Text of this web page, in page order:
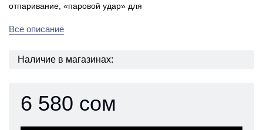
отпаривание, «паровой удар» для
Все описание
Наличие в магазинах:
6 580 сом